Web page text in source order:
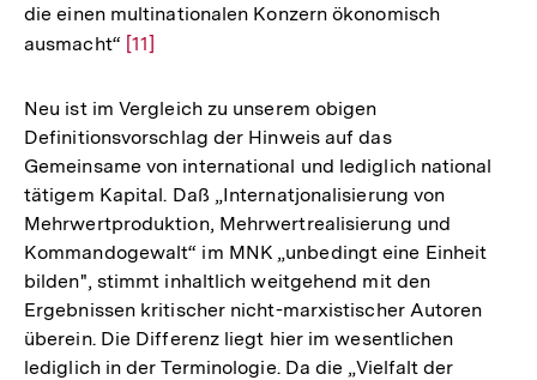
die einen multinationalen Konzern ökonomisch
ausmacht“ Zur
der
Fußnote
[11]
Neu ist im Vergleich zu unserem obigen
Definitionsvorschlag der Hinweis auf das
Gemeinsame von international und lediglich national
tätigem Kapital. Daß „Internatjonalisierung von
Mehrwertproduktion, Mehrwertrealisierung und
Kommandogewalt“ im MNK „unbedingt eine Einheit
bilden", stimmt inhaltlich weitgehend mit den
Ergebnissen kritischer nicht-marxistischer Autoren
überein. Die Differenz liegt hier im wesentlichen
lediglich in der Terminologie. Da die „Vielfalt der